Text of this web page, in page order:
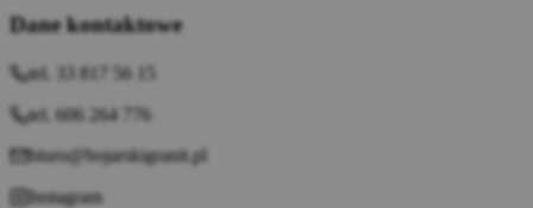
Dane kontaktowe
tel. 33 817 56 15
tel. 606 264 776
biuro@bojarskigranit.pl
Instagram